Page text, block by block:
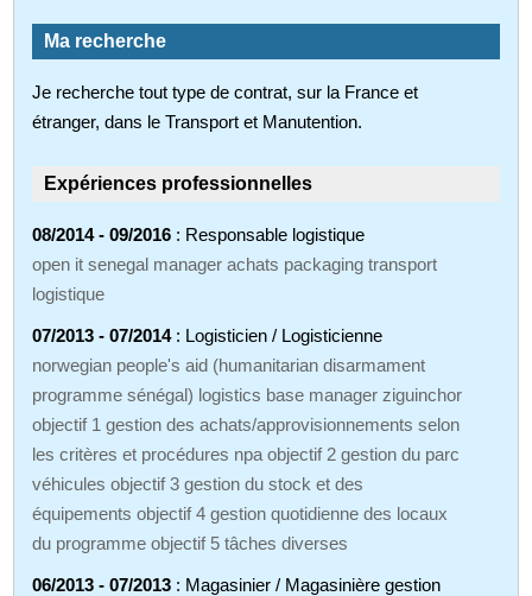
Ma recherche
Je recherche tout type de contrat, sur la France et
étranger, dans le Transport et Manutention.
Expériences professionnelles
08/2014 - 09/2016 : Responsable logistique
open it senegal manager achats packaging transport
logistique
07/2013 - 07/2014: Logisticien / Logisticienne
norwegian people's aid (humanitarian disarmament
programme sénégal) logistics base manager ziguinchor
objectif 1 gestion des achats/approvisionnements selon
les critères et procédures npa objectif 2 gestion du parc
véhicules objectif 3 gestion du stock et des
équipements objectif 4 gestion quotidienne des locaux
du programme objectif 5 tâches diverses
06/2013 - 07/2013 : Magasinier / Magasinière gestion